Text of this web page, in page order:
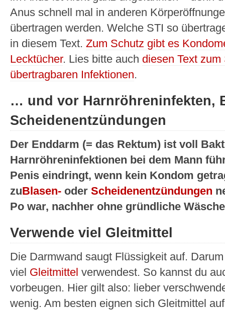
Anus schnell mal in anderen
übertragen werden. Welche STI so
in diesem Text. Zum Schutz gibt es
Lecktücher. Lies bitte auch diesen Text
übertragbaren Infektionen.
… und vor Harnröhreninfekten,
Scheidenentzündungen
Der Enddarm (= das Rektum) ist voll
Harnröhreninfektionen bei dem Mann
Penis eindringt, wenn kein Kondom
zuBlasen- oder Scheidenentzündungen
Po war, nachher ohne gründliche
Verwende viel Gleitmittel
Die Darmwand saugt Flüssigkeit auf.
viel Gleitmittel verwendest. So kannst du
vorbeugen. Hier gilt also: lieber
wenig. Am besten eignen sich Gleitmittel